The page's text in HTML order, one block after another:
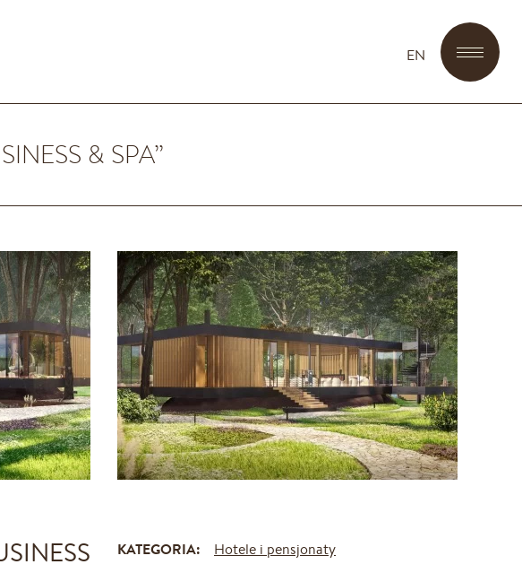
EN
& SPA”
KATEGORIA:
Hotele i pensjonaty